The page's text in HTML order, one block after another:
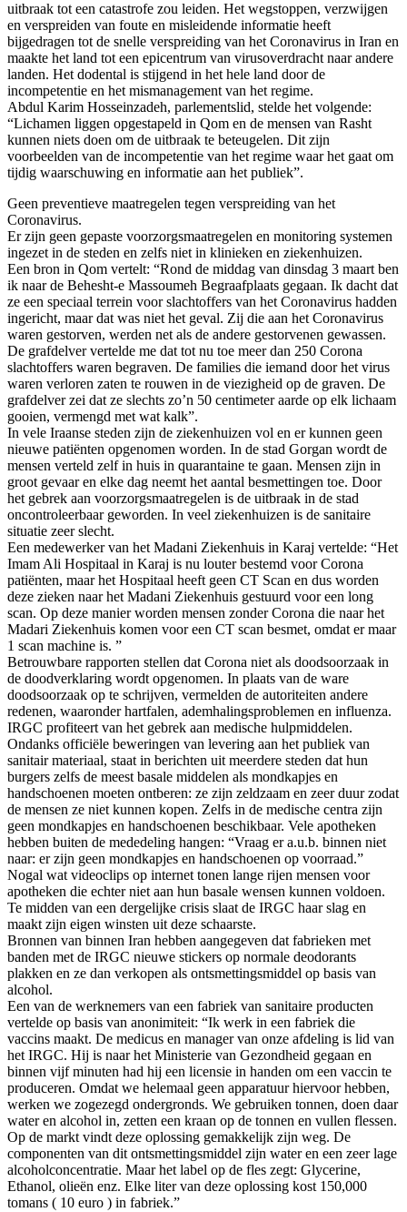
uitbraak tot een catastrofe zou leiden. Het wegstoppen, verzwijgen
en verspreiden van foute en misleidende informatie heeft
bijgedragen tot de snelle verspreiding van het Coronavirus in Iran en
maakte het land tot een epicentrum van virusoverdracht naar andere
landen. Het dodental is stijgend in het hele land door de
incompetentie en het mismanagement van het regime.
Abdul Karim Hosseinzadeh, parlementslid, stelde het volgende:
“Lichamen liggen opgestapeld in Qom en de mensen van Rasht
kunnen niets doen om de uitbraak te beteugelen. Dit zijn
voorbeelden van de incompetentie van het regime waar het gaat om
tijdig waarschuwing en informatie aan het publiek”.
Geen preventieve maatregelen tegen verspreiding van het
Coronavirus.
Er zijn geen gepaste voorzorgsmaatregelen en monitoring systemen
ingezet in de steden en zelfs niet in klinieken en ziekenhuizen.
Een bron in Qom vertelt: “Rond de middag van dinsdag 3 maart ben
ik naar de Behesht-e Massoumeh Begraafplaats gegaan. Ik dacht dat
ze een speciaal terrein voor slachtoffers van het Coronavirus hadden
ingericht, maar dat was niet het geval. Zij die aan het Coronavirus
waren gestorven, werden net als de andere gestorvenen gewassen.
De grafdelver vertelde me dat tot nu toe meer dan 250 Corona
slachtoffers waren begraven. De families die iemand door het virus
waren verloren zaten te rouwen in de viezigheid op de graven. De
grafdelver zei dat ze slechts zo’n 50 centimeter aarde op elk lichaam
gooien, vermengd met wat kalk”.
In vele Iraanse steden zijn de ziekenhuizen vol en er kunnen geen
nieuwe patiënten opgenomen worden. In de stad Gorgan wordt de
mensen verteld zelf in huis in quarantaine te gaan. Mensen zijn in
groot gevaar en elke dag neemt het aantal besmettingen toe. Door
het gebrek aan voorzorgsmaatregelen is de uitbraak in de stad
oncontroleerbaar geworden. In veel ziekenhuizen is de sanitaire
situatie zeer slecht.
Een medewerker van het Madani Ziekenhuis in Karaj vertelde: “Het
Imam Ali Hospitaal in Karaj is nu louter bestemd voor Corona
patiënten, maar het Hospitaal heeft geen CT Scan en dus worden
deze zieken naar het Madani Ziekenhuis gestuurd voor een long
scan. Op deze manier worden mensen zonder Corona die naar het
Madari Ziekenhuis komen voor een CT scan besmet, omdat er maar
1 scan machine is. ”
Betrouwbare rapporten stellen dat Corona niet als doodsoorzaak in
de doodverklaring wordt opgenomen. In plaats van de ware
doodsoorzaak op te schrijven, vermelden de autoriteiten andere
redenen, waaronder hartfalen, ademhalingsproblemen en influenza.
IRGC profiteert van het gebrek aan medische hulpmiddelen.
Ondanks officiële beweringen van levering aan het publiek van
sanitair materiaal, staat in berichten uit meerdere steden dat hun
burgers zelfs de meest basale middelen als mondkapjes en
handschoenen moeten ontberen: ze zijn zeldzaam en zeer duur zodat
de mensen ze niet kunnen kopen. Zelfs in de medische centra zijn
geen mondkapjes en handschoenen beschikbaar. Vele apotheken
hebben buiten de mededeling hangen: “Vraag er a.u.b. binnen niet
naar: er zijn geen mondkapjes en handschoenen op voorraad.”
Nogal wat videoclips op internet tonen lange rijen mensen voor
apotheken die echter niet aan hun basale wensen kunnen voldoen.
Te midden van een dergelijke crisis slaat de IRGC haar slag en
maakt zijn eigen winsten uit deze schaarste.
Bronnen van binnen Iran hebben aangegeven dat fabrieken met
banden met de IRGC nieuwe stickers op normale deodorants
plakken en ze dan verkopen als ontsmettingsmiddel op basis van
alcohol.
Een van de werknemers van een fabriek van sanitaire producten
vertelde op basis van anonimiteit: “Ik werk in een fabriek die
vaccins maakt. De medicus en manager van onze afdeling is lid van
het IRGC. Hij is naar het Ministerie van Gezondheid gegaan en
binnen vijf minuten had hij een licensie in handen om een vaccin te
produceren. Omdat we helemaal geen apparatuur hiervoor hebben,
werken we zogezegd ondergronds. We gebruiken tonnen, doen daar
water en alcohol in, zetten een kraan op de tonnen en vullen flessen.
Op de markt vindt deze oplossing gemakkelijk zijn weg. De
componenten van dit ontsmettingsmiddel zijn water en een zeer lage
alcoholconcentratie. Maar het label op de fles zegt: Glycerine,
Ethanol, olieën enz. Elke liter van deze oplossing kost 150,000
tomans ( 10 euro ) in fabriek.”